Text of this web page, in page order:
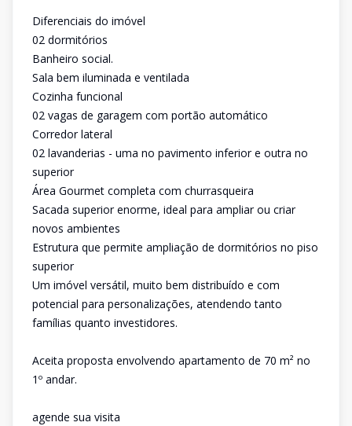
Diferenciais do imóvel
02 dormitórios
Banheiro social.
Sala bem iluminada e ventilada
Cozinha funcional
02 vagas de garagem com portão automático
Corredor lateral
02 lavanderias - uma no pavimento inferior e outra no
superior
Área Gourmet completa com churrasqueira
Sacada superior enorme, ideal para ampliar ou criar
novos ambientes
Estrutura que permite ampliação de dormitórios no piso
superior
Um imóvel versátil, muito bem distribuído e com
potencial para personalizações, atendendo tanto
famílias quanto investidores.
Aceita proposta envolvendo apartamento de 70 m² no
1º andar.
agende sua visita